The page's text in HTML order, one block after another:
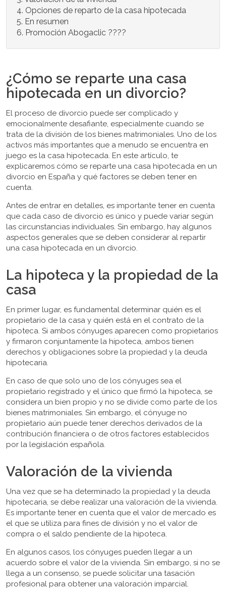
Opciones de reparto de la casa hipotecada
En resumen
Promoción Abogaclic ????
¿Cómo se reparte una casa
hipotecada en un divorcio?
El proceso de divorcio puede ser complicado y
emocionalmente desafiante, especialmente cuando se
trata de la división de los bienes matrimoniales. Uno de los
activos más importantes que a menudo se encuentra en
juego es la casa hipotecada. En este artículo, te
explicaremos cómo se reparte una casa hipotecada en un
divorcio en España y qué factores se deben tener en
cuenta.
Antes de entrar en detalles, es importante tener en cuenta
que cada caso de divorcio es único y puede variar según
las circunstancias individuales. Sin embargo, hay algunos
aspectos generales que se deben considerar al repartir
una casa hipotecada en un divorcio.
La hipoteca y la propiedad de la
casa
En primer lugar, es fundamental determinar quién es el
propietario de la casa y quién está en el contrato de la
hipoteca. Si ambos cónyuges aparecen como propietarios
y firmaron conjuntamente la hipoteca, ambos tienen
derechos y obligaciones sobre la propiedad y la deuda
hipotecaria.
En caso de que solo uno de los cónyuges sea el
propietario registrado y el único que firmó la hipoteca, se
considera un bien propio y no se divide como parte de los
bienes matrimoniales. Sin embargo, el cónyuge no
propietario aún puede tener derechos derivados de la
contribución financiera o de otros factores establecidos
por la legislación española.
Valoración de la vivienda
Una vez que se ha determinado la propiedad y la deuda
hipotecaria, se debe realizar una valoración de la vivienda.
Es importante tener en cuenta que el valor de mercado es
el que se utiliza para fines de división y no el valor de
compra o el saldo pendiente de la hipoteca.
En algunos casos, los cónyuges pueden llegar a un
acuerdo sobre el valor de la vivienda. Sin embargo, si no se
llega a un consenso, se puede solicitar una tasación
profesional para obtener una valoración imparcial.